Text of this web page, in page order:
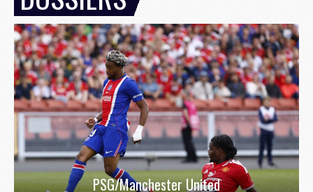
PSG/Manchester United